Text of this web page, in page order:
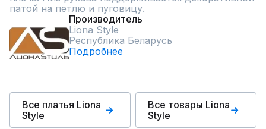
патой на петлю и пуговицу.
Производитель
Liona Style
Республика Беларусь
Подробнее
Все платья Liona
Style
Все товары Liona
Style